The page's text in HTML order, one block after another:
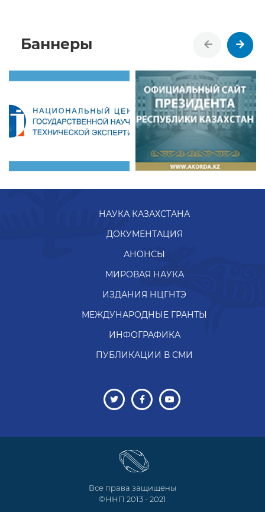
Баннеры
НАУКА КАЗАХСТАНА
ДОКУМЕНТАЦИЯ
АНОНСЫ
МИРОВАЯ НАУКА
ИЗДАНИЯ НЦГНТЭ
МЕЖДУНАРОДНЫЕ ГРАНТЫ
ИНФОГРАФИКА
ПУБЛИКАЦИИ В СМИ
Все права защищены
©ННП 2013 - 2021